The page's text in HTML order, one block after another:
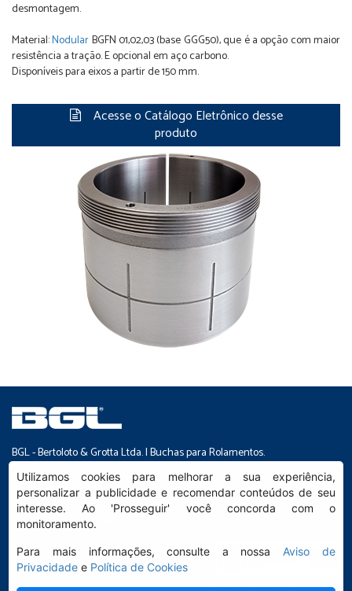
desmontagem.
Material:NodularBGFN 01,02,03 (base GGG50), que é a opção com maior
resistência a tração. E opcional em aço carbono.
Disponíveis para eixos a partir de 150 mm.
Acesse o Catálogo Eletrônico desse
produto
Utilizamos cookies para melhorar a sua experiência,
personalizar a publicidade e recomendar conteúdos de seu
interesse. Ao 'Prosseguir' você concorda com o
monitoramento.
Para mais informações, consulte a nossa Aviso de
Privacidade e Política de Cookies
BGL - Bertoloto & Grotta Ltda. | Buchas para Rolamentos.
Av. Major José Levy Sobrinho, 1296 | Boa Vista
CEP 13486.190 | Limeira-SP | Brasil
|
(19) 99392.2793 | info@bgl.com.br